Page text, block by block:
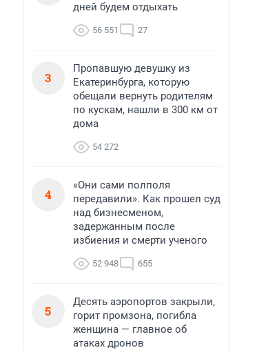
дней будем отдыхать
56 551 27
3
Пропавшую девушку из
Екатеринбурга, которую
обещали вернуть родителям
по кускам, нашли в 300 км от
дома
54 272
4
«Они сами полполя
передавили». Как прошел суд
над бизнесменом,
задержанным после
избиения и смерти ученого
52 948 655
5
Десять аэропортов закрыли,
горит промзона, погибла
женщина — главное об
атаках дронов